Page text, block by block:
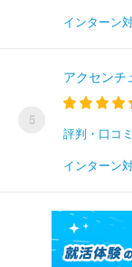
インターン
5
アクセンチ
評判・口コミ
インターン